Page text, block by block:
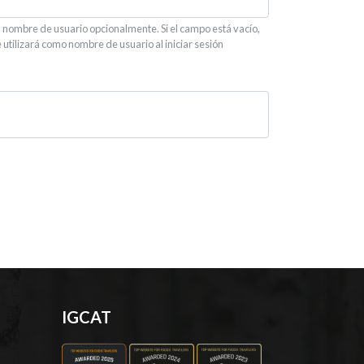
de usuario opcionalmente. Si el campo está vacío,
como nombre de usuario al iniciar sesión
IGCAT